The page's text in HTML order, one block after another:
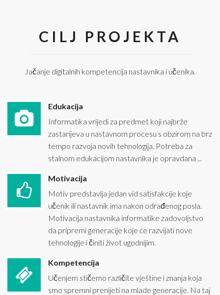
CILJ PROJEKTA
Jačanje digitalnih kompetencija nastavnika i učenika.
Edukacija
Informatika vrijedi za predmet koji najbrže
zastarijeva u nastavnom procesu s obzirom na brz
tempo razvoja novih tehnologija. Potreba za
stalnom edukacijom nastavnika je opravdana ...
Motivacija
Motiv predstavlja jedan vid satisfakcije koje
učenik ili nastavnik ima nakon odrađenog posla.
Motivacija nastavnika informatike zadovoljstvo
da pripremi generacije koje će razvijati nove
tehnologije i činiti život ugodnijim.
Kompetencija
Učenjem stičemo različite vještine i znanja koja
smo spremni prenijeti na mlade generacije. Na taj